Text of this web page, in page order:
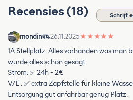
Recensies (18) Schrijf
mondin 26.11.2025★ ★ ★ ★ ★
1A Stellplatz. Alles vorhanden was man
wurde alles schon gesagt.
Strom: ✅ 24h - 2€
V/E : ✅ extra Zapfstelle für kleine
Entsorgung gut anfahrbar genug Platz.